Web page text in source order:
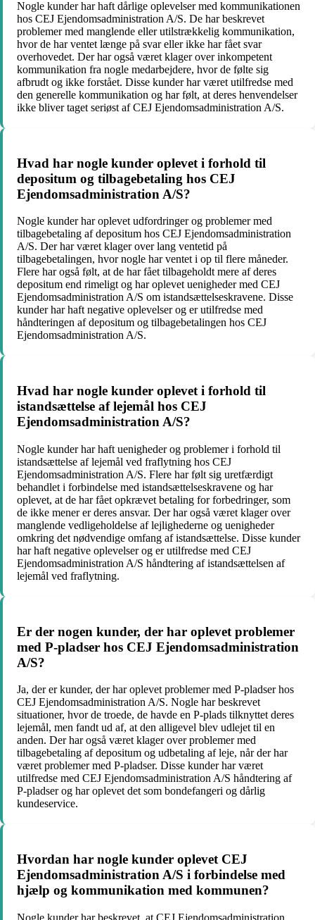
Nogle kunder har haft dårlige oplevelser med kommunikationen
hos CEJ Ejendomsadministration A/S. De har beskrevet
problemer med manglende eller utilstrækkelig kommunikation,
hvor de har ventet længe på svar eller ikke har fået svar
overhovedet. Der har også været klager over inkompetent
kommunikation fra nogle medarbejdere, hvor de følte sig
afbrudt og ikke forstået. Disse kunder har været utilfredse med
den generelle kommunikation og har følt, at deres henvendelser
ikke bliver taget seriøst af CEJ Ejendomsadministration A/S.
Hvad har nogle kunder oplevet i forhold til
depositum og tilbagebetaling hos CEJ
Ejendomsadministration A/S?
Nogle kunder har oplevet udfordringer og problemer med
tilbagebetaling af depositum hos CEJ Ejendomsadministration
A/S. Der har været klager over lang ventetid på
tilbagebetalingen, hvor nogle har ventet i op til flere måneder.
Flere har også følt, at de har fået tilbageholdt mere af deres
depositum end rimeligt og har oplevet uenigheder med CEJ
Ejendomsadministration A/S om istandsættelseskravene. Disse
kunder har haft negative oplevelser og er utilfredse med
håndteringen af depositum og tilbagebetalingen hos CEJ
Ejendomsadministration A/S.
Hvad har nogle kunder oplevet i forhold til
istandsættelse af lejemål hos CEJ
Ejendomsadministration A/S?
Nogle kunder har haft uenigheder og problemer i forhold til
istandsættelse af lejemål ved fraflytning hos CEJ
Ejendomsadministration A/S. Flere har følt sig uretfærdigt
behandlet i forbindelse med istandsættelseskravene og har
oplevet, at de har fået opkrævet betaling for forbedringer, som
de ikke mener er deres ansvar. Der har også været klager over
manglende vedligeholdelse af lejlighederne og uenigheder
omkring det nødvendige omfang af istandsættelse. Disse kunder
har haft negative oplevelser og er utilfredse med CEJ
Ejendomsadministration A/S håndtering af istandsættelsen af
lejemål ved fraflytning.
Er der nogen kunder, der har oplevet problemer
med P-pladser hos CEJ Ejendomsadministration
A/S?
Ja, der er kunder, der har oplevet problemer med P-pladser hos
CEJ Ejendomsadministration A/S. Nogle har beskrevet
situationer, hvor de troede, de havde en P-plads tilknyttet deres
lejemål, men fandt ud af, at den alligevel blev udlejet til en
anden. Der har også været klager over problemer med
tilbagebetaling af depositum og udbetaling af leje, når der har
været problemer med P-pladser. Disse kunder har været
utilfredse med CEJ Ejendomsadministration A/S håndtering af
P-pladser og har oplevet det som bondefangeri og dårlig
kundeservice.
Hvordan har nogle kunder oplevet CEJ
Ejendomsadministration A/S i forbindelse med
hjælp og kommunikation med kommunen?
Nogle kunder har beskrevet, at CEJ Ejendomsadministration